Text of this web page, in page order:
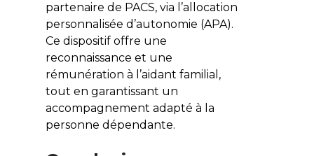
partenaire de PACS, via l’allocation
personnalisée d’autonomie (APA).
Ce dispositif offre une
reconnaissance et une
rémunération à l’aidant familial,
tout en garantissant un
accompagnement adapté à la
personne dépendante.